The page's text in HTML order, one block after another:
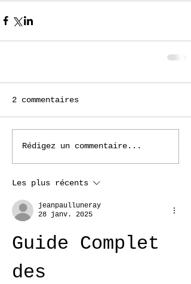
2 commentaires
Rédigez un commentaire...
Les plus récents
jeanpaulluneray
28 janv. 2025
Guide Complet
des